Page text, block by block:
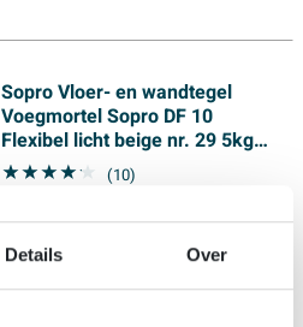
Details Over
Sopro Vloer- en wandtegel
Voegmortel Sopro DF 10
Flexibel licht beige nr. 29 5kg
Beige
(10)